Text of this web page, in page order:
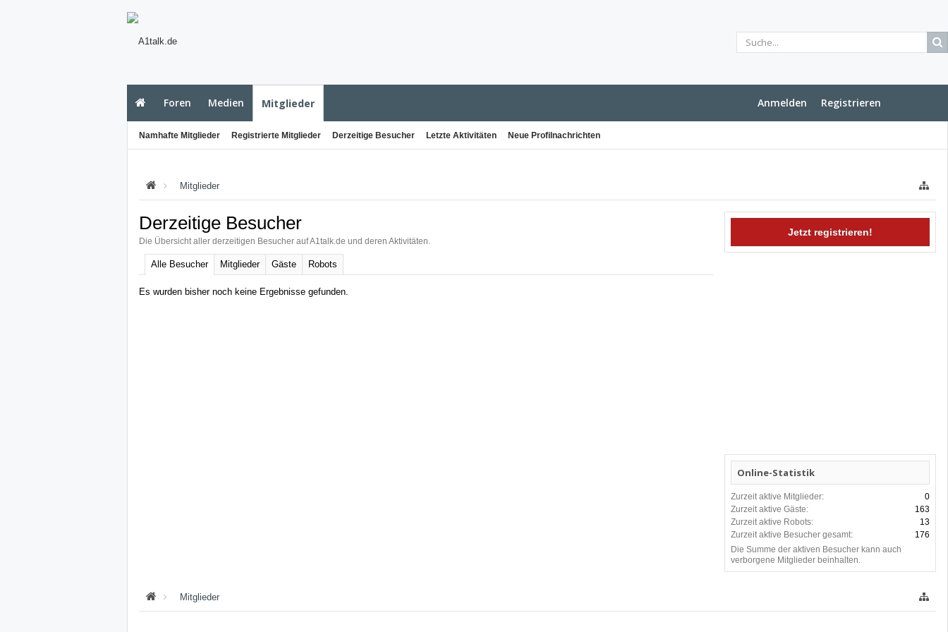
Foren Medien Mitglieder
Namhafte Mitglieder Registrierte Mitglieder Derzeitige Besucher Letzte Aktivitäten Neue Profilnachrichten
Anmelden Registrieren
Mitglieder
Derzeitige Besucher
Die Übersicht aller derzeitigen Besucher auf A1talk.de und deren Aktivitäten.
Alle Besucher Mitglieder Gäste Robots
Es wurden bisher noch keine Ergebnisse gefunden.
Jetzt registrieren!
Online-Statistik
Zurzeit aktive Mitglieder:
0
Zurzeit aktive Gäste:
163
Zurzeit aktive Robots:
13
Zurzeit aktive Besucher gesamt:
176
Die Summe der aktiven Besucher kann auch
verborgene Mitglieder beinhalten.
Mitglieder